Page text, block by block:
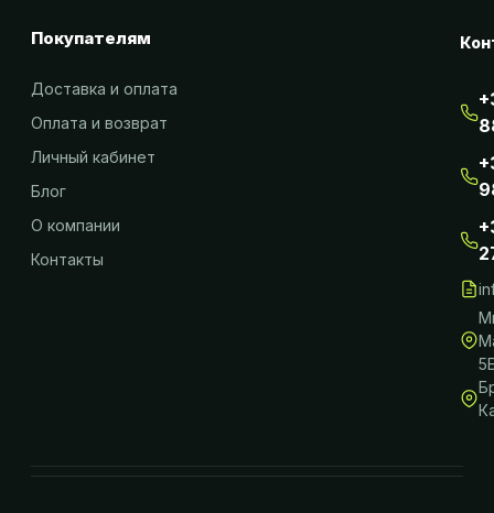
Покупателям
Доставка и оплата
Оплата и возврат
Личный кабинет
Блог
О компании
Контакты